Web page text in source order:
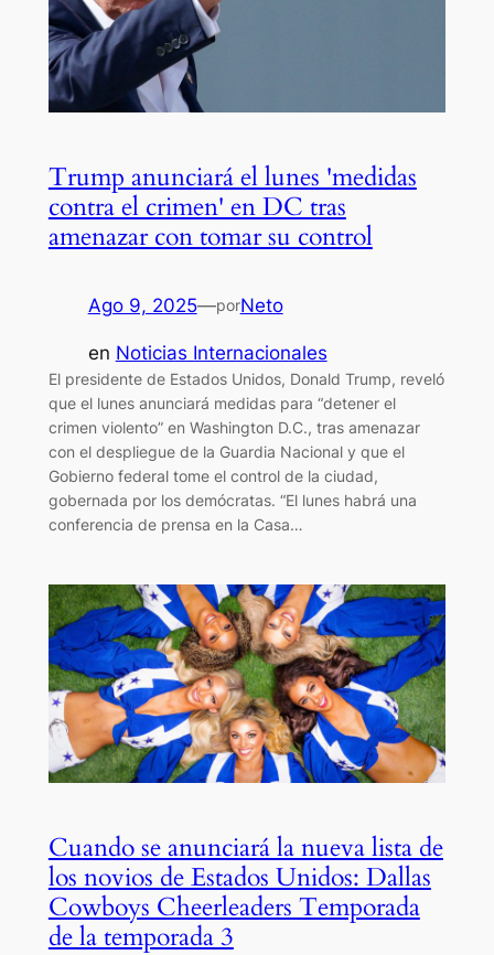
Trump anunciará el lunes 'medidas
contra el crimen' en DC tras
amenazar con tomar su control
Ago 9, 2025—porNeto
en Noticias Internacionales
El presidente de Estados Unidos, Donald Trump, reveló
que el lunes anunciará medidas para “detener el
crimen violento” en Washington D.C., tras amenazar
con el despliegue de la Guardia Nacional y que el
Gobierno federal tome el control de la ciudad,
gobernada por los demócratas. “El lunes habrá una
conferencia de prensa en la Casa…
Cuando se anunciará la nueva lista de
los novios de Estados Unidos: Dallas
Cowboys Cheerleaders Temporada
de la temporada 3